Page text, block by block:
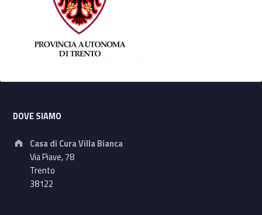
DOVE SIAMO
Address:
Casa di Cura Villa Bianca
Via Piave, 78
Trento
38122